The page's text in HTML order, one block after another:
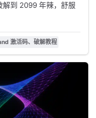
解到 2099 年辣，舒服
激活码、破解教程